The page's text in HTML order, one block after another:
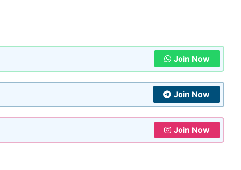
Join Now
Join Now
Join Now